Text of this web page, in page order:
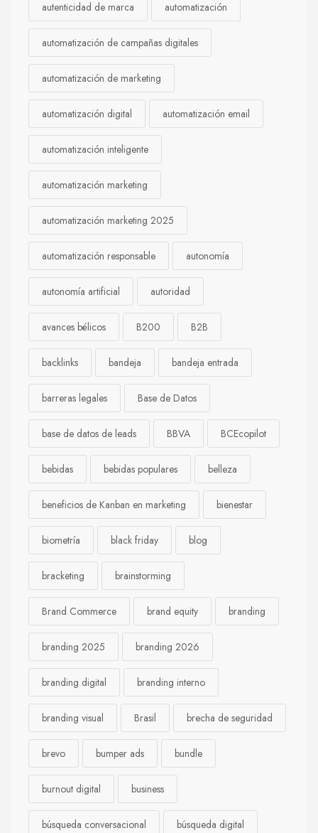
autenticidad de marca automatización
automatización de campañas digitales
automatización de marketing
automatización digital automatización email
automatización inteligente
automatización marketing
automatización marketing 2025
automatización responsable autonomía
autonomía artificial autoridad
avances bélicos B200 B2B
backlinks bandeja bandeja entrada
barreras legales Base de Datos
base de datos de leads BBVA BCEcopilot
bebidas bebidas populares belleza
beneficios de Kanban en marketing bienestar
biometría black friday blog
bracketing brainstorming
Brand Commerce brand equity branding
branding 2025 branding 2026
branding digital branding interno
branding visual Brasil brecha de seguridad
brevo bumper ads bundle
burnout digital business
búsqueda conversacional búsqueda digital